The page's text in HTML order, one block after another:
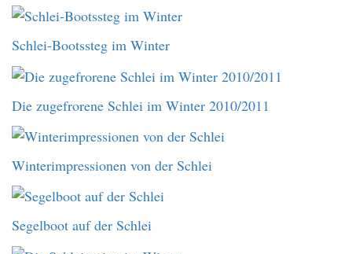
Schlei-Bootssteg im Winter
Die zugefrorene Schlei im Winter 2010/2011
Winterimpressionen von der Schlei
Segelboot auf der Schlei